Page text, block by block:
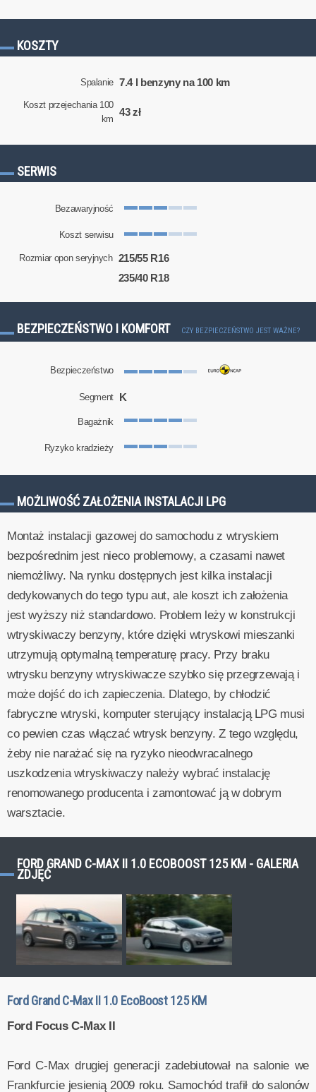
KOSZTY
Spalanie 7.4 l benzyny na 100 km
Koszt przejechania 100
km
43 zł
SERWIS
Bezawaryjność
Koszt serwisu
Rozmiar opon seryjnych 215/55 R16
235/40 R18
BEZPIECZEŃSTWO I KOMFORT CZY BEZPIECZEŃSTWO JEST WAŻNE?
Bezpieczeństwo
Segment K
Bagażnik
Ryzyko kradzieży
MOŻLIWOŚĆ ZAŁOŻENIA INSTALACJI LPG
Montaż instalacji gazowej do samochodu z wtryskiem
bezpośrednim jest nieco problemowy, a czasami nawet
niemożliwy. Na rynku dostępnych jest kilka instalacji
dedykowanych do tego typu aut, ale koszt ich założenia
jest wyższy niż standardowo. Problem leży w konstrukcji
wtryskiwaczy benzyny, które dzięki wtryskowi mieszanki
utrzymują optymalną temperaturę pracy. Przy braku
wtrysku benzyny wtryskiwacze szybko się przegrzewają i
może dojść do ich zapieczenia. Dlatego, by chłodzić
fabryczne wtryski, komputer sterujący instalacją LPG musi
co pewien czas włączać wtrysk benzyny. Z tego względu,
żeby nie narażać się na ryzyko nieodwracalnego
uszkodzenia wtryskiwaczy należy wybrać instalację
renomowanego producenta i zamontować ją w dobrym
warsztacie.
FORD GRAND C-MAX II 1.0 ECOBOOST 125 KM - GALERIA
ZDJĘĆ
Ford Grand C-Max II 1.0 EcoBoost 125 KM
Ford Focus C-Max II
Ford C-Max drugiej generacji zadebiutował na salonie we
Frankfurcie jesienią 2009 roku. Samochód trafił do salonów